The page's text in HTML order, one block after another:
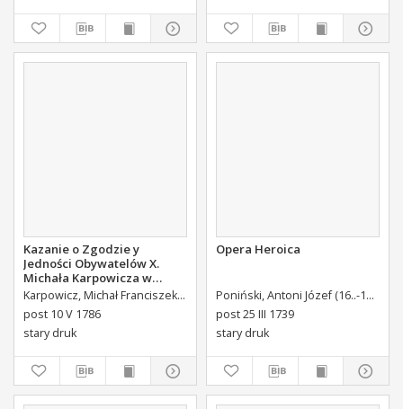
Kazanie o Zgodzie y
Jedności Obywatelów X.
Michała Karpowicza w
Uroczystosc Imienin [...]
Stanisława Augusta Krola
Miane [...].
Karpowicz, Michał Franciszek (1744-1803)
post 10 V 1786
stary druk
Opera Heroica
Poniński, Antoni Józef (16..-1742).
post 25 III 1739
stary druk